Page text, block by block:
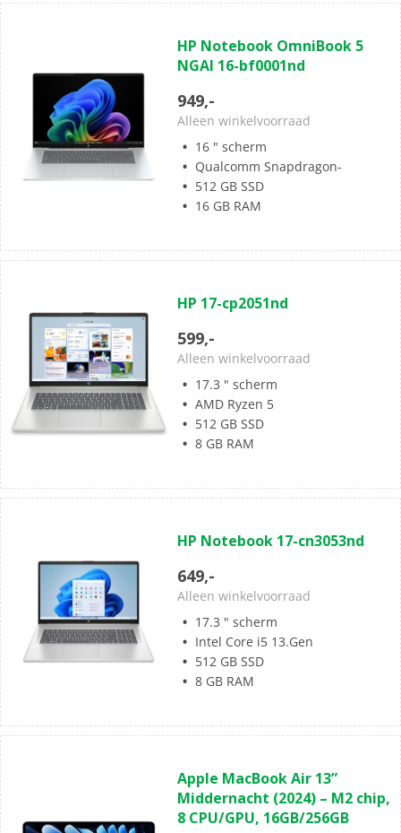
van
de
sterren.
HP Notebook OmniBook 5
NGAI 16-bf0001nd
949,-
Alleen winkelvoorraad
16 " scherm
Qualcomm Snapdragon-
512 GB SSD
16 GB RAM
van
5
sterren.
HP 17-cp2051nd
599,-
Alleen winkelvoorraad
17.3 " scherm
AMD Ryzen 5
512 GB SSD
8 GB RAM
van
5
sterren.
HP Notebook 17-cn3053nd
649,-
Alleen winkelvoorraad
17.3 " scherm
Intel Core i5 13.Gen
512 GB SSD
8 GB RAM
van
de
5
Apple MacBook Air 13”
Middernacht (2024) – M2 chip,
8 CPU/GPU, 16GB/256GB